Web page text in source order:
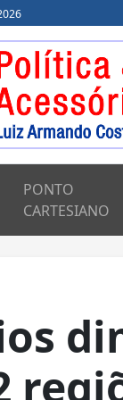
PONTO
CARTESIANO